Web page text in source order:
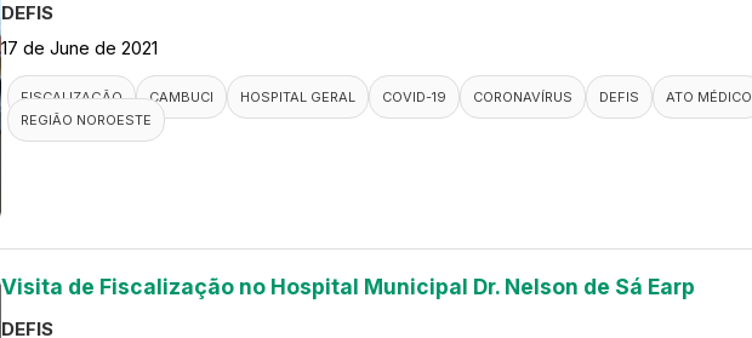
DEFIS
17 de June de 2021
FISCALIZAÇÃO CAMBUCI HOSPITAL GERAL COVID-19 CORONAVÍRUS DEFIS
ATO MÉDICO
REGIÃO NOROESTE
Visita de Fiscalização no Hospital Municipal Dr. Nelson de Sá Earp
DEFIS